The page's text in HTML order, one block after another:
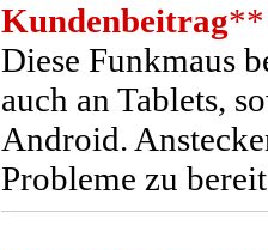
Kundenbeitrag**
Diese Funkmaus
auch an Tablets,
Android.
Probleme zu